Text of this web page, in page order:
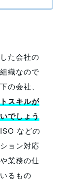
た会社の
織なので
の会社、
スキルが
でしょう
などの
ョン対応
業務の仕
るもの